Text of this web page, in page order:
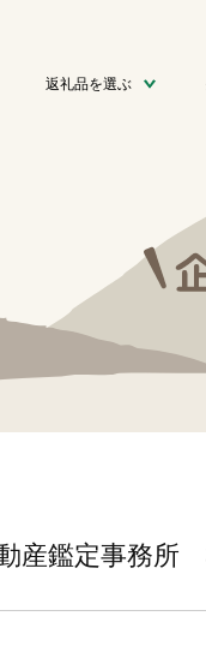
返礼品を選ぶ
産鑑定事務